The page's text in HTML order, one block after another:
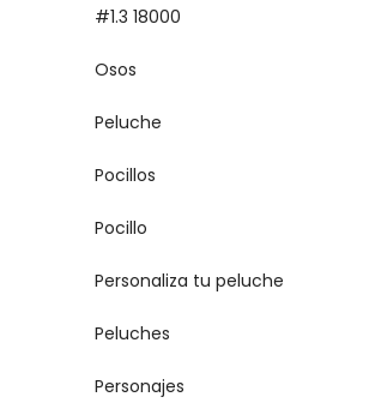
#1.3 18000
Osos
Peluche
Pocillos
Pocillo
Personaliza tu peluche
Peluches
Personajes